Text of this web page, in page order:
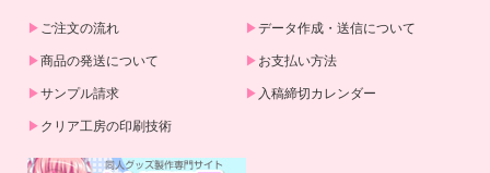
ご注文の流れ
商品の発送について
サンプル請求
クリア工房の印刷技術
データ作成・送信について
お支払い方法
入稿締切カレンダー